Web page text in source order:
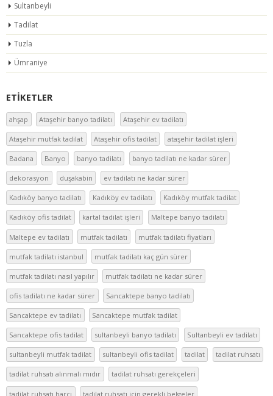
Sultanbeyli
Tadilat
Tuzla
Ümraniye
ETIKETLER
ahşap Ataşehir banyo tadilatı Ataşehir ev tadilatı
Ataşehir mutfak tadilat Ataşehir ofis tadilat ataşehir tadilat işleri
Badana Banyo banyo tadilatı banyo tadilatı ne kadar sürer
dekorasyon duşakabin ev tadilatı ne kadar sürer
Kadıköy banyo tadilatı Kadıköy ev tadilatı Kadıköy mutfak tadilat
Kadıköy ofis tadilat kartal tadilat işleri Maltepe banyo tadilatı
Maltepe ev tadilatı mutfak tadilatı mutfak tadilatı fiyatları
mutfak tadilatı istanbul mutfak tadilatı kaç gün sürer
mutfak tadilatı nasıl yapılır mutfak tadilatı ne kadar sürer
ofis tadilatı ne kadar sürer Sancaktepe banyo tadilatı
Sancaktepe ev tadilatı Sancaktepe mutfak tadilat
Sancaktepe ofis tadilat sultanbeyli banyo tadilatı Sultanbeyli ev tadilatı
sultanbeyli mutfak tadilat sultanbeyli ofis tadilat tadilat tadilat ruhsatı
tadilat ruhsatı alınmalı mıdır tadilat ruhsatı gerekçeleri
tadilat ruhsatı harcı tadilat ruhsatı için gerekli belgeler